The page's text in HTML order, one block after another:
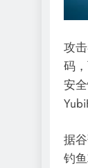
攻
码
安
据
钓